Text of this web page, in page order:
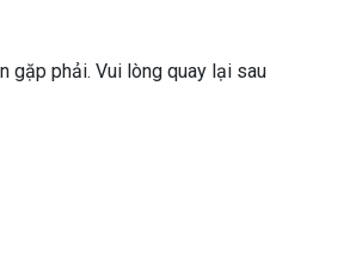
gặp phải. Vui lòng quay lại sau